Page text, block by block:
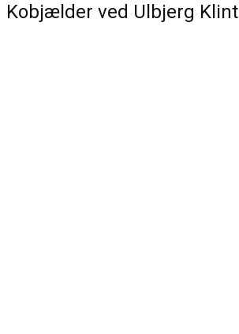
Kobjælder ved Ulbjerg Klint